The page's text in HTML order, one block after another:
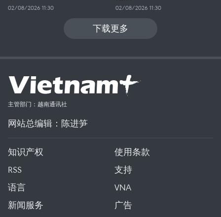
02/08/2026 11:30 02/08/2026 11:30
下载更多
主管部门：越南通讯社
网站总编辑：陈进笋
知识产权
使用条款
RSS
支持
语言
VNA
新闻服务
广告